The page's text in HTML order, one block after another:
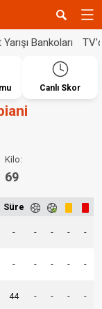
Bankoları
Canlı Skor
Kilo:
69
Süre
- - - - -
- - - - -
44 - - - -